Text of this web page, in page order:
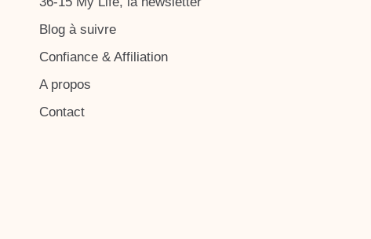
Blog à suivre
Confiance & Affiliation
A propos
Contact